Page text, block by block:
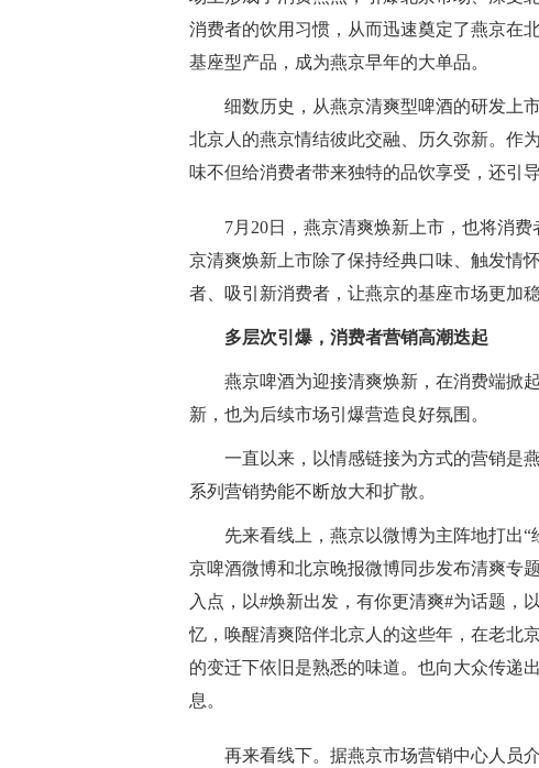
消费者的饮用习惯，从而迅速奠定了燕京在
基座型产品，成为燕京早年的大单品。
细数历史，从燕京清爽型啤酒的研发上
北京人的燕京情结彼此交融、历久弥新。作
味不但给消费者带来独特的品饮享受，还引
7月20日，燕京清爽焕新上市，也将消
京清爽焕新上市除了保持经典口味、触发情
者、吸引新消费者，让燕京的基座市场更加稳
多层次引爆，消费者营销高潮迭起
燕京啤酒为迎接清爽焕新，在消费端掀
新，也为后续市场引爆营造良好氛围。
一直以来，以情感链接为方式的营销是
系列营销势能不断放大和扩散。
先来看线上，燕京以微博为主阵地打出
京啤酒微博和北京晚报微博同步发布清爽专
入点，以#焕新出发，有你更清爽#为话题，
忆，唤醒清爽陪伴北京人的这些年，在老北
的变迁下依旧是熟悉的味道。也向大众传递
息。
再来看线下。据燕京市场营销中心人员